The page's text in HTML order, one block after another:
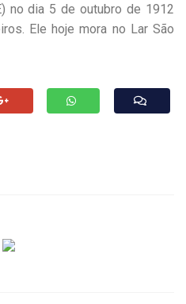
no dia 5 de outubro de 1912
Ele hoje mora no Lar São